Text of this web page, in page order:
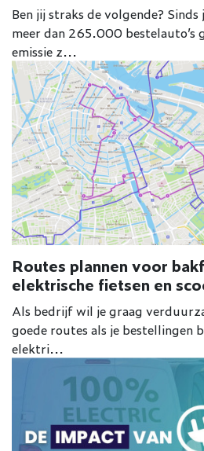
Ben jij straks de volgende?
meer dan 265.000 bestelauto’s
emissie z...
Routes plannen voor
elektrische fietsen en
Als bedrijf wil je graag
goede routes als je bestellingen
elektri...